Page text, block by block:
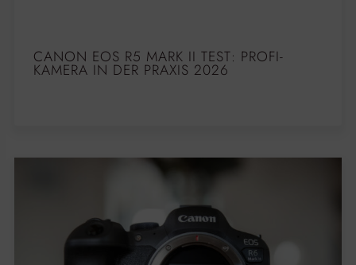
CANON EOS R5 MARK II TEST: PROFI-
KAMERA IN DER PRAXIS 2026